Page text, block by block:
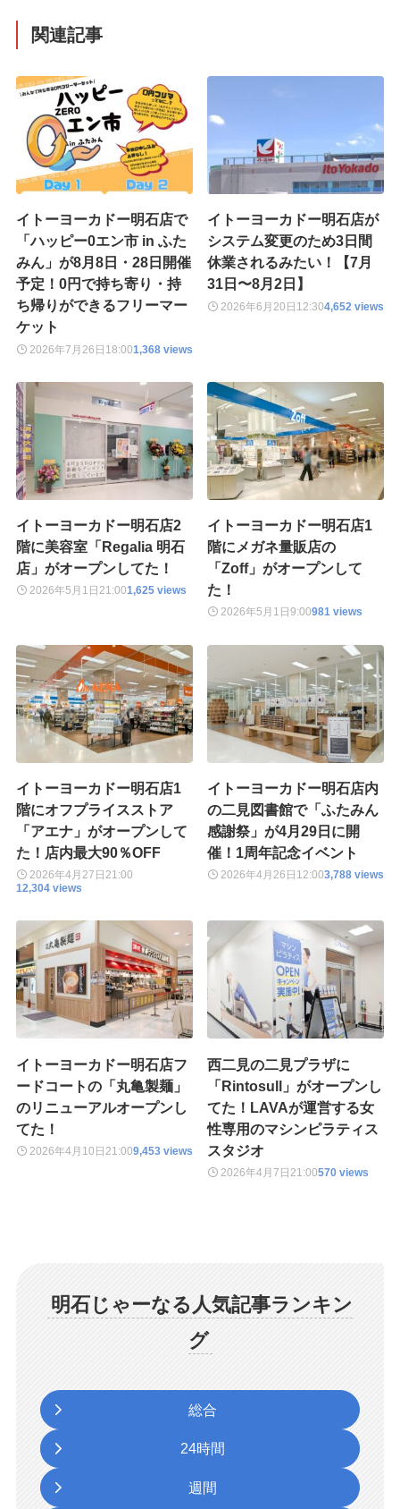
関連記事
イトーヨーカドー明石店で
「ハッピー0エン市 in ふた
みん」が8月8日・28日開催
予定！0円で持ち寄り・持
ち帰りができるフリーマー
ケット
2026年7月26日 18:001,368 views
イトーヨーカドー明石店が
システム変更のため3日間
休業されるみたい！【7月
31日〜8月2日】
2026年6月20日 12:304,652 views
イトーヨーカドー明石店2
階に美容室「Regalia 明石
店」がオープンしてた！
2026年5月1日 21:001,625 views
イトーヨーカドー明石店1
階にメガネ量販店の
「Zoff」がオープンして
た！
2026年5月1日9:00981 views
イトーヨーカドー明石店1
階にオフプライスストア
「アエナ」がオープンして
た！店内最大90％OFF
2026年4月27日 21:00
12,304 views
イトーヨーカドー明石店内
の二見図書館で「ふたみん
感謝祭」が4月29日に開
催！1周年記念イベント
2026年4月26日 12:003,788 views
イトーヨーカドー明石店フ
ードコートの「丸亀製麺」
のリニューアルオープンし
てた！
2026年4月10日 21:009,453 views
西二見の二見プラザに
「Rintosull」がオープンし
てた！LAVAが運営する女
性専用のマシンピラティス
スタジオ
2026年4月7日21:00570 views
明石じゃーなる人気記事ランキン
グ
総合
24時間
週間